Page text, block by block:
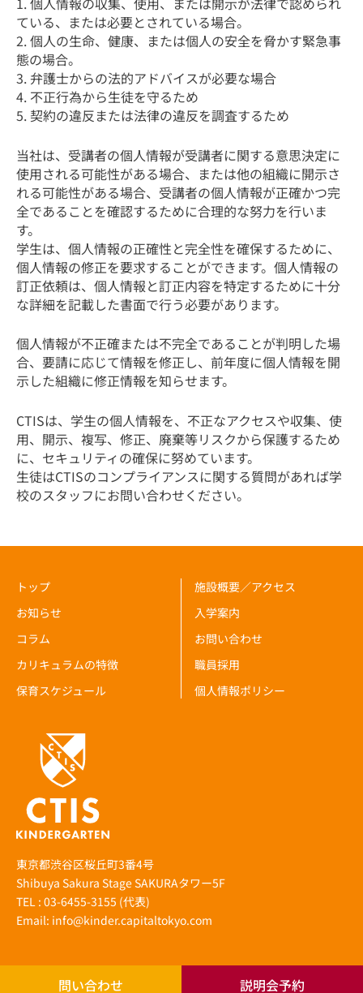
ている、または必要とされている場合。
2. 個人の生命、健康、または個人の安全を脅かす緊急事
態の場合。
3. 弁護士からの法的アドバイスが必要な場合
4. 不正行為から生徒を守るため
5. 契約の違反または法律の違反を調査するため
当社は、受講者の個人情報が受講者に関する意思決定に
使用される可能性がある場合、または他の組織に開示さ
れる可能性がある場合、受講者の個人情報が正確かつ完
全であることを確認するために合理的な努力を行いま
す。
学生は、個人情報の正確性と完全性を確保するために、
個人情報の修正を要求することができます。個人情報の
訂正依頼は、個人情報と訂正内容を特定するために十分
な詳細を記載した書面で行う必要があります。
個人情報が不正確または不完全であることが判明した場
合、要請に応じて情報を修正し、前年度に個人情報を開
示した組織に修正情報を知らせます。
CTISは、学生の個人情報を、不正なアクセスや収集、使
用、開示、複写、修正、廃棄等リスクから保護するため
に、セキュリティの確保に努めています。
生徒はCTISのコンプライアンスに関する質問があれば学
校のスタッフにお問い合わせください。
東京都渋谷区桜丘町3番4号
Shibuya Sakura Stage SAKURAタワー5F
TEL : 03-6455-3155 (代表)
Email: info@kinder.capitaltokyo.com
トップ
お知らせ
コラム
カリキュラムの特徴
保育スケジュール
施設概要／アクセス
入学案内
お問い合わせ
職員採用
個人情報ポリシー
問い合わせ 説明会予約